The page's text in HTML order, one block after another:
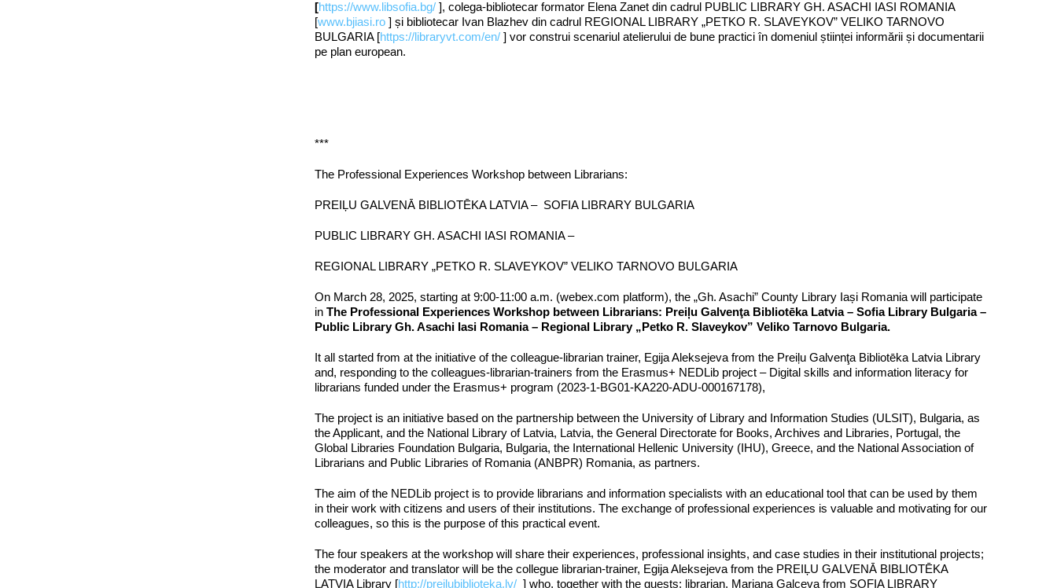
[https://www.libsofia.bg/ ], colega-bibliotecar formator Elena Zanet din cadrul PUBLIC LIBRARY GH. ASACHI IASI ROMANIA
[www.bjiasi.ro ] și bibliotecar Ivan Blazhev din cadrul REGIONAL LIBRARY „PETKO R. SLAVEYKOV” VELIKO TARNOVO
BULGARIA [https://libraryvt.com/en/ ] vor construi scenariul atelierului de bune practici în domeniul științei informării și documentarii
pe plan european.
***
The Professional Experiences Workshop between Librarians:
PREIĻU GALVENĀ BIBLIOTĒKA LATVIA – SOFIA LIBRARY BULGARIA
PUBLIC LIBRARY GH. ASACHI IASI ROMANIA –
REGIONAL LIBRARY „PETKO R. SLAVEYKOV” VELIKO TARNOVO BULGARIA
On March 28, 2025, starting at 9:00-11:00 a.m. (webex.com platform), the „Gh. Asachi” County Library Iași Romania will participate
inThe Professional Experiences Workshop between Librarians: Preiļu Galvenţa Bibliotēka Latvia – Sofia Library Bulgaria –
Public Library Gh. Asachi Iasi Romania – Regional Library „Petko R. Slaveykov” Veliko Tarnovo Bulgaria.
It all started from at the initiative of the colleague-librarian trainer, Egija Aleksejeva from the Preiļu Galvenţa Bibliotēka Latvia Library
and, responding to the colleagues-librarian-trainers from the Erasmus+ NEDLib project – Digital skills and information literacy for
librarians funded under the Erasmus+ program (2023-1-BG01-KA220-ADU-000167178),
The project is an initiative based on the partnership between the University of Library and Information Studies (ULSIT), Bulgaria, as
the Applicant, and the National Library of Latvia, Latvia, the General Directorate for Books, Archives and Libraries, Portugal, the
Global Libraries Foundation Bulgaria, Bulgaria, the International Hellenic University (IHU), Greece, and the National Association of
Librarians and Public Libraries of Romania (ANBPR) Romania, as partners.
The aim of the NEDLib project is to provide librarians and information specialists with an educational tool that can be used by them
in their work with citizens and users of their institutions. The exchange of professional experiences is valuable and motivating for our
colleagues, so this is the purpose of this practical event.
The four speakers at the workshop will share their experiences, professional insights, and case studies in their institutional projects;
the moderator and translator will be the collegue librarian-trainer, Egija Aleksejeva from the PREIĻU GALVENĀ BIBLIOTĒKA
LATVIA Library [http://preilubiblioteka.lv/ ] who, together with the guests: librarian, Mariana Galceva from SOFIA LIBRARY